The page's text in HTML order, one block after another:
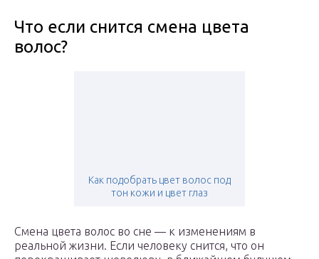
Что если снится смена цвета
волос?
Как подобрать цвет волос под
тон кожи и цвет глаз
Смена цвета волос во сне — к изменениям в
реальной жизни. Если человеку снится, что он